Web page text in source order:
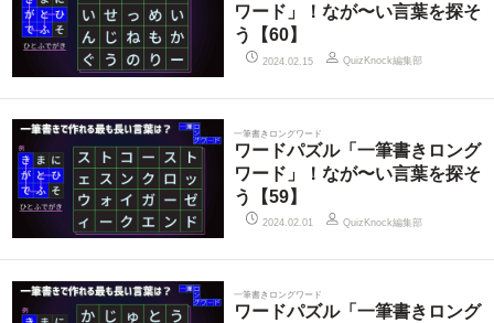
ワード」！なが〜い言葉を探そ
う【60】
2024.02.15 QuizKnock編集部
一筆書きロングワード
ワードパズル「一筆書きロング
ワード」！なが〜い言葉を探そ
う【59】
2024.02.01 QuizKnock編集部
一筆書きロングワード
ワードパズル「一筆書きロング